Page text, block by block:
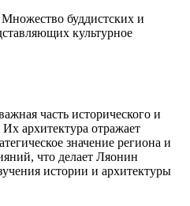
Множество буддистских и
культурное
часть исторического и
архитектура отражает
значение региона и
что делает Ляонин
истории и архитектуры